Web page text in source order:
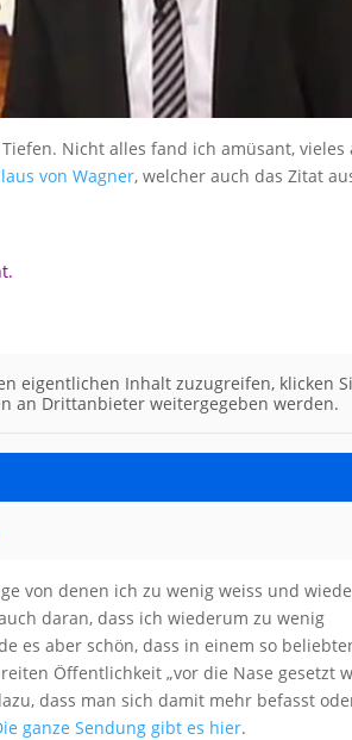
Nicht alles fand ich amüsant, vieles
von Wagner, welcher auch das Zitat
eigentlichen Inhalt zuzugreifen, klicken
an Drittanbieter weitergegeben werden.
von denen ich zu wenig weiss und
daran, dass ich wiederum zu wenig
es aber schön, dass in einem so
Öffentlichkeit „vor die Nase gesetzt
dass man sich damit mehr befasst
ganze Sendung gibt es hier.